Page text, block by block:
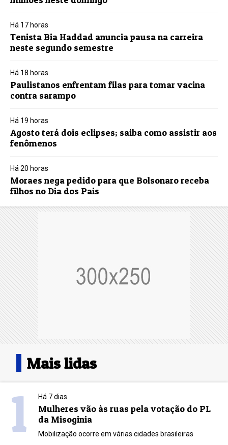
Há 17 horas
Tenista Bia Haddad anuncia pausa na carreira
neste segundo semestre
Há 18 horas
Paulistanos enfrentam filas para tomar vacina
contra sarampo
Há 19 horas
Agosto terá dois eclipses; saiba como assistir aos
fenômenos
Há 20 horas
Moraes nega pedido para que Bolsonaro receba
filhos no Dia dos Pais
Mais lidas
1 Há 7 dias
Mulheres vão às ruas pela votação do PL
da Misoginia
Mobilização ocorre em várias cidades brasileiras